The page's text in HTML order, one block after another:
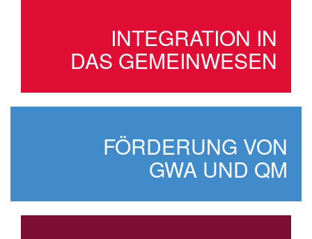
INTEGRATION IN
DAS GEMEINWESEN
FÖRDERUNG VON
GWA UND QM